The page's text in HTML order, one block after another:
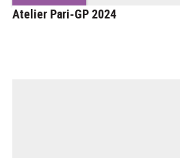
Atelier Pari-GP 2024